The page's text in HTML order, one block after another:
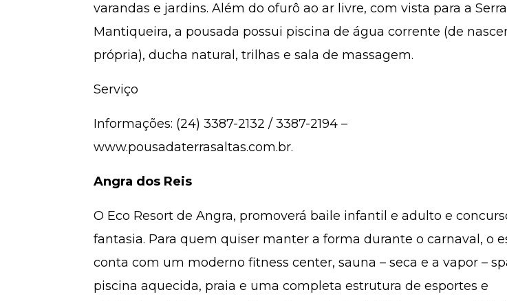
varandas e jardins. Além do ofurô ao ar livre, com vista para a
Mantiqueira, a pousada possui piscina de água corrente (de
própria), ducha natural, trilhas e sala de massagem.
Serviço
Informações: (24) 3387-2132 / 3387-2194 –
www.pousadaterrasaltas.com.br.
Angra dos Reis
O Eco Resort de Angra, promoverá baile infantil e adulto e
fantasia. Para quem quiser manter a forma durante o carnaval, o
conta com um moderno fitness center, sauna – seca e a vapor –
piscina aquecida, praia e uma completa estrutura de esportes e